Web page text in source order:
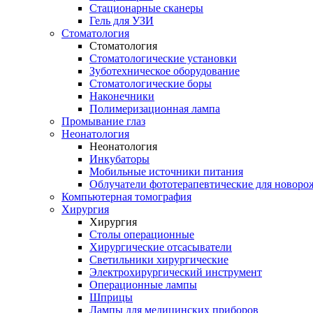
Стационарные сканеры
Гель для УЗИ
Стоматология
Стоматология
Стоматологические установки
Зуботехническое оборудование
Стоматологические боры
Наконечники
Полимеризационная лампа
Промывание глаз
Неонатология
Неонатология
Инкубаторы
Мобильные источники питания
Облучатели фототерапевтические для
Компьютерная томография
Хирургия
Хирургия
Столы операционные
Хирургические отсасыватели
Светильники хирургические
Электрохирургический инструмент
Операционные лампы
Шприцы
Лампы для медицинских приборов